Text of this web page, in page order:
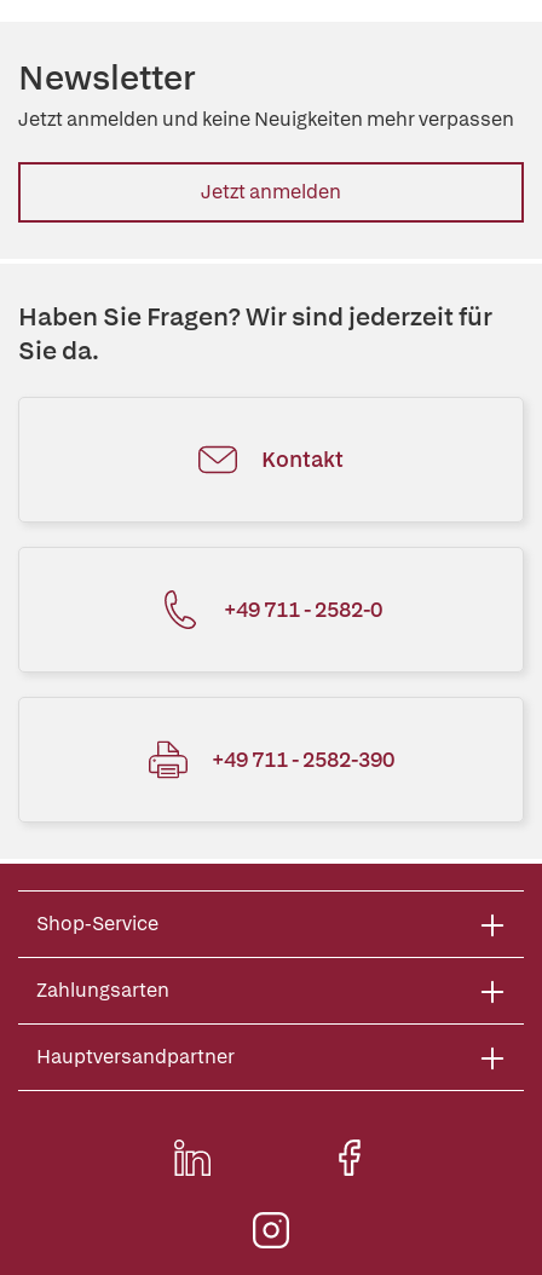
Newsletter
Jetzt anmelden und keine Neuigkeiten mehr verpassen
Jetzt anmelden
Haben Sie Fragen? Wir sind jederzeit für
Sie da.
Kontakt
+49 711 - 2582-0
+49 711 - 2582-390
Shop-Service
Zahlungsarten
Hauptversandpartner